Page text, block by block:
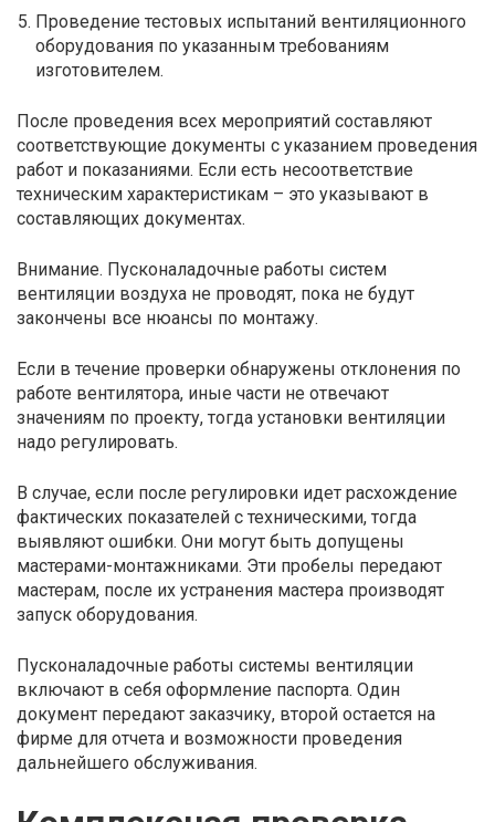
Проведение тестовых испытаний вентиляционного
оборудования по указанным требованиям
изготовителем.
После проведения всех мероприятий составляют
соответствующие документы с указанием проведения
работ и показаниями. Если есть несоответствие
техническим характеристикам – это указывают в
составляющих документах.
Внимание. Пусконаладочные работы систем
вентиляции воздуха не проводят, пока не будут
закончены все нюансы по монтажу.
Если в течение проверки обнаружены отклонения по
работе вентилятора, иные части не отвечают
значениям по проекту, тогда установки вентиляции
надо регулировать.
В случае, если после регулировки идет расхождение
фактических показателей с техническими, тогда
выявляют ошибки. Они могут быть допущены
мастерами-монтажниками. Эти пробелы передают
мастерам, после их устранения мастера производят
запуск оборудования.
Пусконаладочные работы системы вентиляции
включают в себя оформление паспорта. Один
документ передают заказчику, второй остается на
фирме для отчета и возможности проведения
дальнейшего обслуживания.